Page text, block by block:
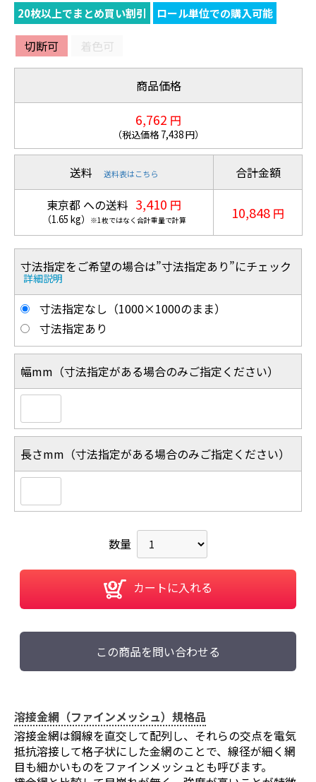
20枚以上でまとめ買い割引 ロール単位での購入可能
切断可 着色可
商品価格
6,762 円
（税込価格7,438円）
送料 送料表はこちら
東京都 への送料 3,410 円
（1.65 kg） ※1枚ではなく合計重量で計算
合計金額
10,848 円
寸法指定をご希望の場合は”寸法指定あり”にチェック
詳細説明
寸法指定なし（1000×1000のまま）
寸法指定あり
幅mm（寸法指定がある場合のみご指定ください）
長さmm（寸法指定がある場合のみご指定ください）
数量
カートに入れる
この商品を問い合わせる
溶接金網（ファインメッシュ）規格品
溶接金網は鋼線を直交して配列し、それらの交点を電気
抵抗溶接して格子状にした金網のことで、線径が細く網
目も細かいものをファインメッシュとも呼びます。